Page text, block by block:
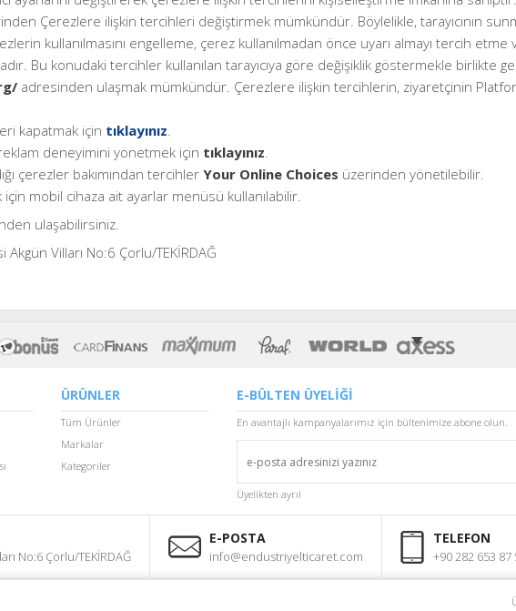
Çerezlere ilişkin tercihleri değiştirmek mümkündür. Böylelikle, tarayıcının
kullanılmasını engelleme, çerez kullanılmadan önce uyarı almayı tercih
Bu konudaki tercihler kullanılan tarayıcıya göre değişiklik göstermekle birlikte
adresinden ulaşmak mümkündür. Çerezlere ilişkin tercihlerin, ziyaretçinin
kapatmak için tıklayınız.
deneyimini yönetmek için tıklayınız.
çerezler bakımından tercihler Your Online Choices üzerinden yönetilebilir.
mobil cihaza ait ayarlar menüsü kullanılabilir.
ulaşabilirsiniz.
Vilları No:6 Çorlu/TEKİRDAĞ
ÜRÜNLER
Tüm Ürünler
Markalar
Kategoriler
E-BÜLTEN ÜYELİĞİ
En avantajlı kampanyalarımız için bültenimize abone olun.
Üyelikten ayrıl
No:6 Çorlu/TEKİRDAĞ
E-POSTA
info@endustriyelticaret.com
TELEFON
+90 282 653 87